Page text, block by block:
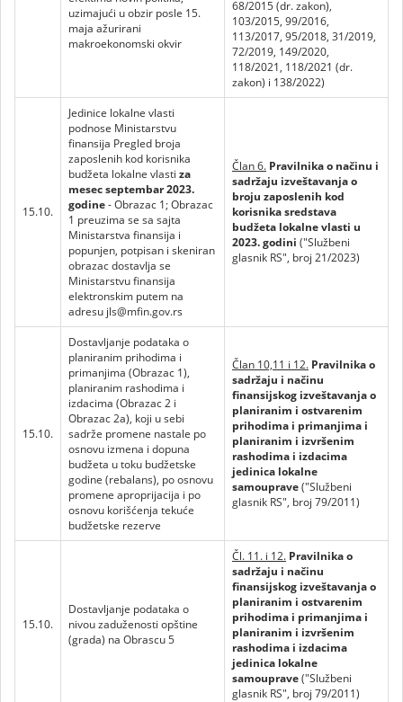
uzimajući u obzir posle 15.
maja ažurirani
makroekonomski okvir
68/2015 (dr. zakon),
103/2015, 99/2016,
113/2017, 95/2018, 31/2019,
72/2019, 149/2020,
118/2021, 118/2021 (dr.
zakon) i 138/2022)
15.10.
Jedinice lokalne vlasti
podnose Ministarstvu
finansija Pregled broja
zaposlenih kod korisnika
budžeta lokalne vlasti za
mesec septembar 2023.
godine- Obrazac 1; Obrazac
1 preuzima se sa sajta
Ministarstva finansija i
popunjen, potpisan i skeniran
obrazac dostavlja se
Ministarstvu finansija
elektronskim putem na
adresu jls@mfin.gov.rs
Član 6. Pravilnika o načinu i
sadržaju izveštavanja o
broju zaposlenih kod
korisnika sredstava
budžeta lokalne vlasti u
2023. godini ("Službeni
glasnik RS", broj 21/2023)
15.10.
Dostavljanje podataka o
planiranim prihodima i
primanjima (Obrazac 1),
planiranim rashodima i
izdacima (Obrazac 2 i
Obrazac 2a), koji u sebi
sadrže promene nastale po
osnovu izmena i dopuna
budžeta u toku budžetske
godine (rebalans), po osnovu
promene aproprijacija i po
osnovu korišćenja tekuće
budžetske rezerve
Član 10,11 i 12. Pravilnika o
sadržaju i načinu
finansijskog izveštavanja o
planiranim i ostvarenim
prihodima i primanjima i
planiranim i izvršenim
rashodima i izdacima
jedinica lokalne
samouprave("Službeni
glasnik RS", broj 79/2011)
15.10.
Dostavljanje podataka o
nivou zaduženosti opštine
(grada) na Obrascu 5
Čl. 11. i 12. Pravilnika o
sadržaju i načinu
finansijskog izveštavanja o
planiranim i ostvarenim
prihodima i primanjima i
planiranim i izvršenim
rashodima i izdacima
jedinica lokalne
samouprave("Službeni
glasnik RS", broj 79/2011)